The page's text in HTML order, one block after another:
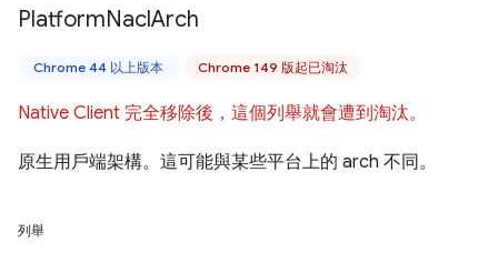
PlatformNaclArch
Chrome 44 以上版本 Chrome 149 版起已淘汰
Native Client 完全移除後，這個列舉就會遭到淘汰。
原生用戶端架構。這可能與某些平台上的 arch 不同。
列舉